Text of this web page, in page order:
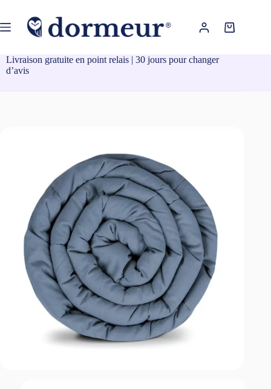
contenu
Panier
Livraison gratuite en point relais | 30 jours pour changer
d’avis